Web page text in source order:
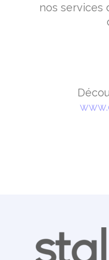
nos services